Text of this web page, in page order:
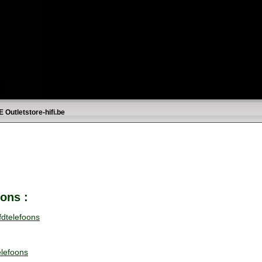
Outletstore-hifi.be
: